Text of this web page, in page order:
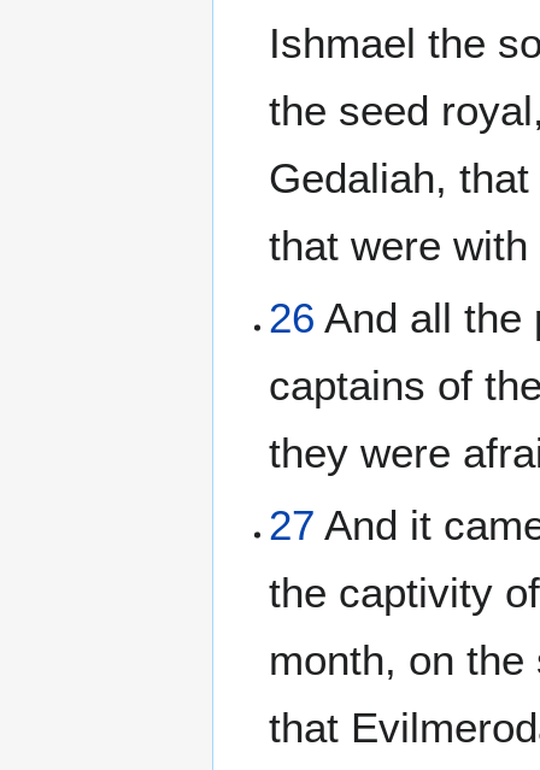
Ishmael the
the seed
Gedaliah,
that were
26 And all the
captains of
they were
27 And it
the captivity
month, on
that